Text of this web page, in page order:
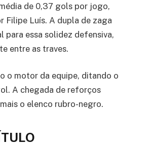
de 0,37 gols por jogo,
Filipe Luís. A dupla de zaga
essa solidez defensiva,
entre as traves.
o motor da equipe, ditando o
A chegada de reforços
o elenco rubro-negro.